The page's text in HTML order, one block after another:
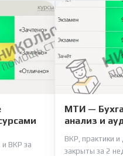
и ВКР за
МТИ —
анализ и
ВКР, практики
закрыты за 2